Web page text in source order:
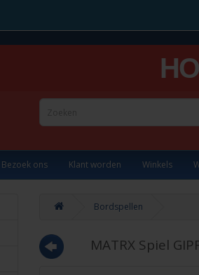
Bezoek ons Klant worden Winkels
Bordspellen
MATRX Spiel